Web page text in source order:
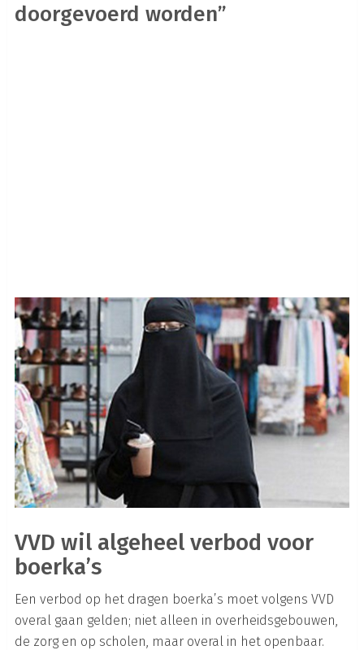
doorgevoerd worden”
VVD wil algeheel verbod voor
boerka’s
Een verbod op het dragen boerka’s moet volgens VVD
overal gaan gelden; niet alleen in overheidsgebouwen,
de zorg en op scholen, maar overal in het openbaar.